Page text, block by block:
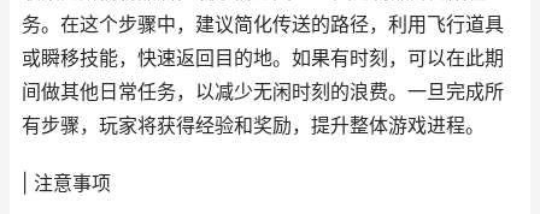
务。在这个步骤中，建议简化传送的路径，利用飞行道具
或瞬移技能，快速返回目的地。如果有时刻，可以在此期
间做其他日常任务，以减少无闲时刻的浪费。一旦完成所
有步骤，玩家将获得经验和奖励，提升整体游戏进程。
| 注意事项